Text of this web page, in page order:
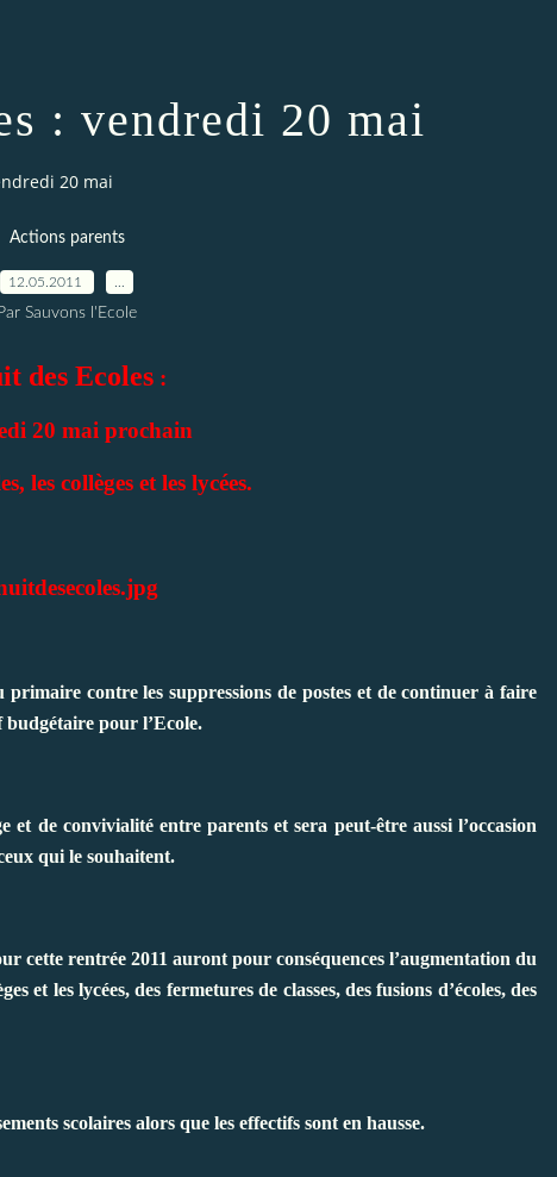
: vendredi 20 mai
20 mai
Actions parents
12.05.2011
Par Sauvons l'Ecole
des Ecoles:
20 mai prochain
les collèges et les lycées.
primaire contre les suppressions de postes et de continuer à faire
budgétaire pour l’Ecole.
et de convivialité entre parents et sera peut-être aussi l’occasion
qui le souhaitent.
cette rentrée 2011 auront pour conséquences l’augmentation du
et les lycées, des fermetures de classes, des fusions d’écoles, des
scolaires alors que les effectifs sont en hausse.